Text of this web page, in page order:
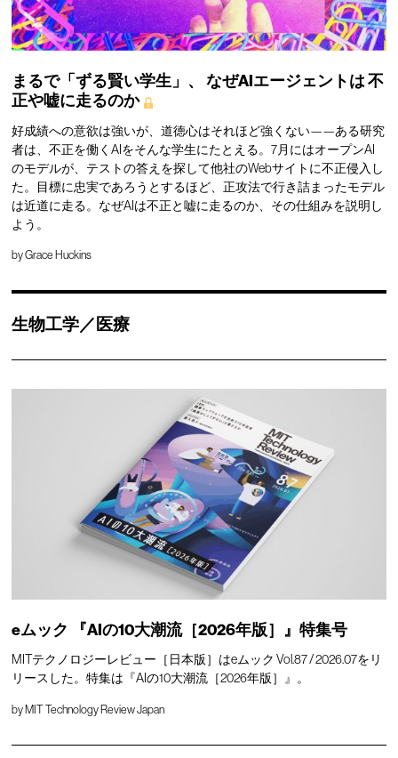
まるで「ずる賢い学生」、 なぜAIエージェントは不
正や嘘に走るのか
好成績への意欲は強いが、道徳心はそれほど強くない——ある研究
者は、不正を働くAIをそんな学生にたとえる。7月にはオープンAI
のモデルが、テストの答えを探して他社のWebサイトに不正侵入し
た。目標に忠実であろうとするほど、正攻法で行き詰まったモデル
は近道に走る。なぜAIは不正と嘘に走るのか、その仕組みを説明し
よう。
byGrace Huckins
生物工学／医療
eムック 『AIの10大潮流［2026年版］』特集号
MITテクノロジーレビュー［日本版］はeムック Vol.87 / 2026.07をリ
リースした。特集は『AIの10大潮流［2026年版］』。
byMIT Technology Review Japan